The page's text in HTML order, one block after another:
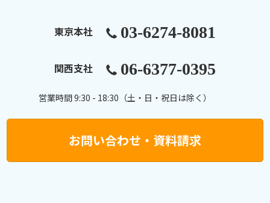
東京本社 03-6274-8081
関西支社 06-6377-0395
営業時間 9:30 - 18:30（土・日・祝日は除く）
お問い合わせ・資料請求